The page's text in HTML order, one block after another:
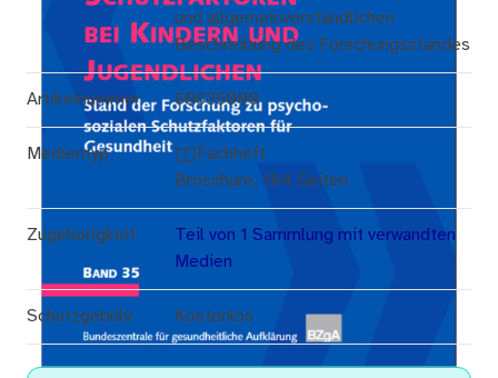
und allgemeinverständlichen
Beschreibung des Forschungsstandes
Artikelnummer 60635000
Medientyp
Fachheft
Broschüre, 184 Seiten
Zugehörigkeit
Teil von 1 Sammlung mit verwandten
Medien
Schutzgebühr Kostenlos